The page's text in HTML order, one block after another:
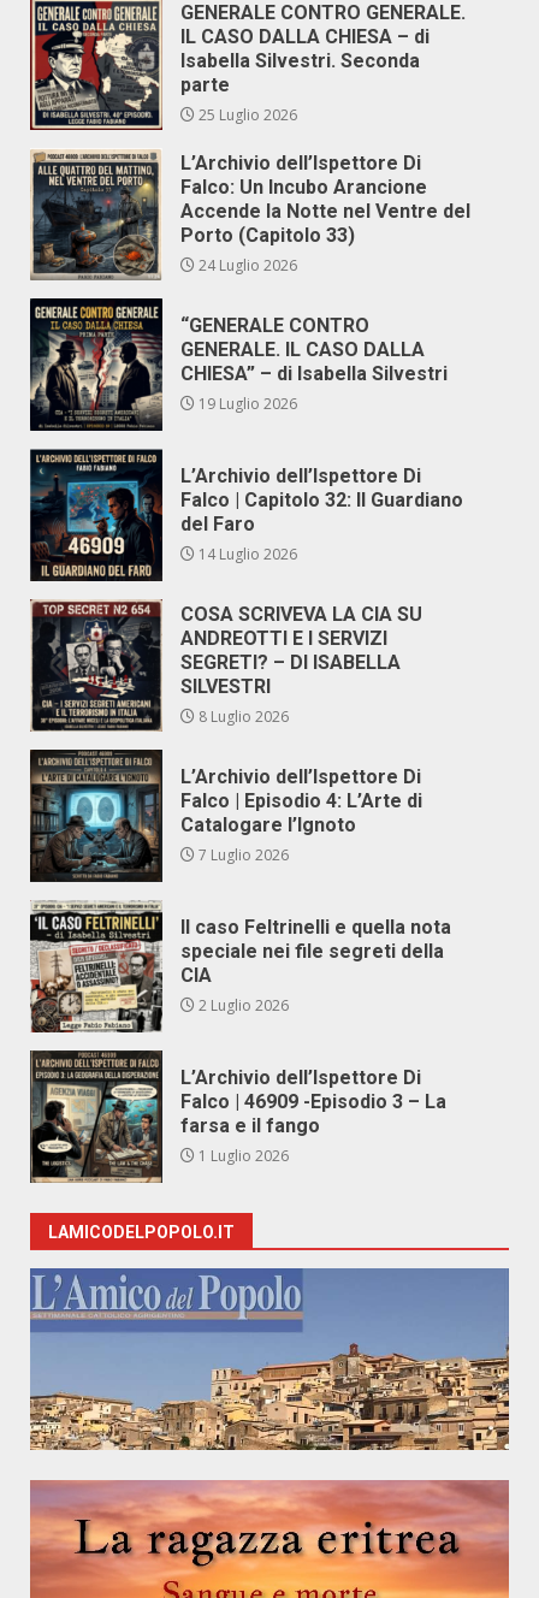
GENERALE CONTRO GENERALE.
IL CASO DALLA CHIESA – di
Isabella Silvestri. Seconda
parte
25 Luglio 2026
L’Archivio dell’Ispettore Di
Falco: Un Incubo Arancione
Accende la Notte nel Ventre del
Porto (Capitolo 33)
24 Luglio 2026
“GENERALE CONTRO
GENERALE. IL CASO DALLA
CHIESA” – di Isabella Silvestri
19 Luglio 2026
L’Archivio dell’Ispettore Di
Falco | Capitolo 32: Il Guardiano
del Faro
14 Luglio 2026
COSA SCRIVEVA LA CIA SU
ANDREOTTI E I SERVIZI
SEGRETI? – DI ISABELLA
SILVESTRI
8 Luglio 2026
L’Archivio dell’Ispettore Di
Falco | Episodio 4: L’Arte di
Catalogare l’Ignoto
7 Luglio 2026
Il caso Feltrinelli e quella nota
speciale nei file segreti della
CIA
2 Luglio 2026
L’Archivio dell’Ispettore Di
Falco | 46909 -Episodio 3 – La
farsa e il fango
1 Luglio 2026
LAMICODELPOPOLO.IT